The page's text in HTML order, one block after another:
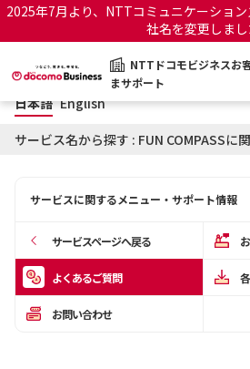
2025年7月より、NTTコミュニケーショ
社名を変更しま
NTTドコモビジネスお
まサポート
NTTドコモビジネスお客さまサポー
サポートトップ
お知らせ
OCNのお客さまはこちら
日本語 English
サービス名から探す : FUN COMPASSに
サービスに関するメニュー・サポート情報
サービスページへ戻る
よくあるご質問
お問い合わせ